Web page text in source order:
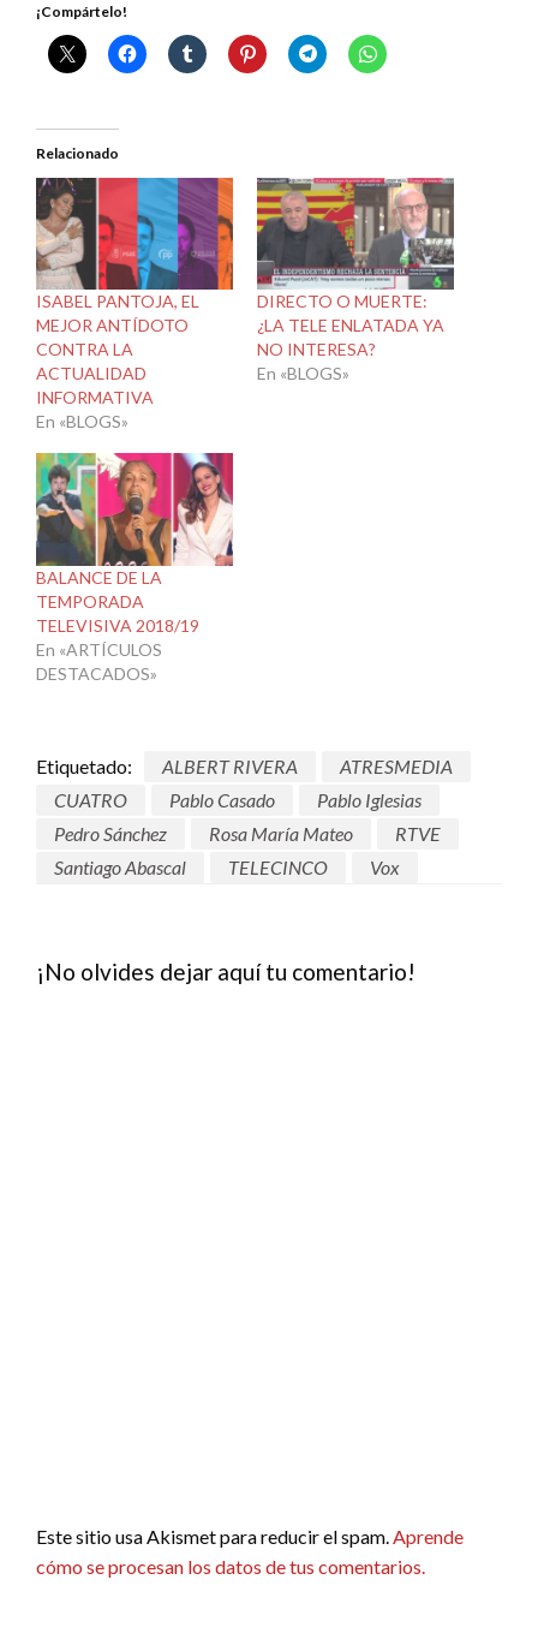
¡Compártelo!
Relacionado
ISABEL PANTOJA, EL
MEJOR ANTÍDOTO
CONTRA LA
ACTUALIDAD
INFORMATIVA
En «BLOGS»
DIRECTO O MUERTE:
¿LA TELE ENLATADA YA
NO INTERESA?
En «BLOGS»
BALANCE DE LA
TEMPORADA
TELEVISIVA 2018/19
En «ARTÍCULOS
DESTACADOS»
Etiquetado: ALBERT RIVERA
ATRESMEDIA
CUATRO
Pablo Casado
Pablo Iglesias
Pedro Sánchez
Rosa María Mateo
RTVE
Santiago Abascal
TELECINCO Vox
¡No olvides dejar aquí tu comentario!
Este sitio usa Akismet para reducir el spam.Aprende
cómo se procesan los datos de tus comentarios.